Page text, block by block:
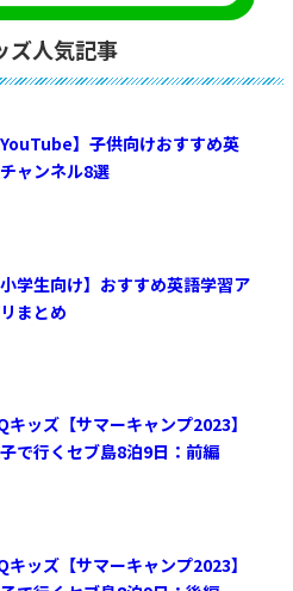
ズ人気記事
YouTube】子供向けおすすめ英
ャンネル8選
小学生向け】おすすめ英語学習ア
まとめ
キッズ【サマーキャンプ2023】
で行くセブ島8泊9日：前編
キッズ【サマーキャンプ2023】